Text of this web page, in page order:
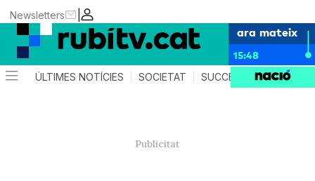
|
Newsletters
ara mateix
15:48
ÚLTIMES NOTÍCIES SOCIETAT SUCCESSOS